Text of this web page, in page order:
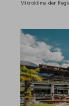
Mikroklima der